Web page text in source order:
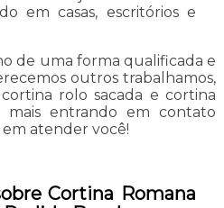
em casas, escritórios e
de uma forma qualificada e
outros trabalhamos,
rolo sacada e cortina
mais entrando em contato
atender você!
Cortina Romana